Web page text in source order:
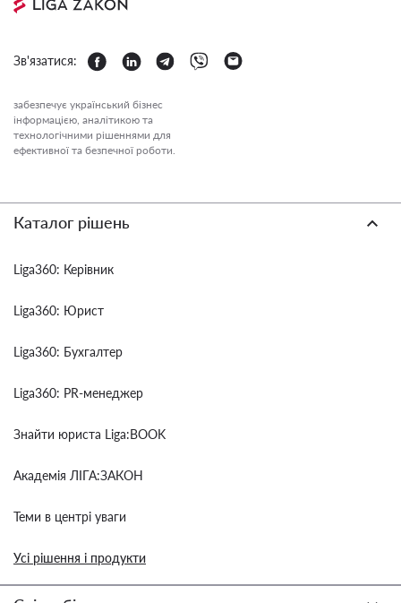
Зв'язатися:
забезпечує український бізнес
інформацією, аналітикою та
технологічними рішеннями для
ефективної та безпечної роботи.
Каталог рішень
Liga360: Керівник
Liga360: Юрист
Liga360: Бухгалтер
Liga360: PR-менеджер
Знайти юриста Liga:BOOK
Академія ЛІГА:ЗАКОН
Теми в центрі уваги
Усі рішення і продукти